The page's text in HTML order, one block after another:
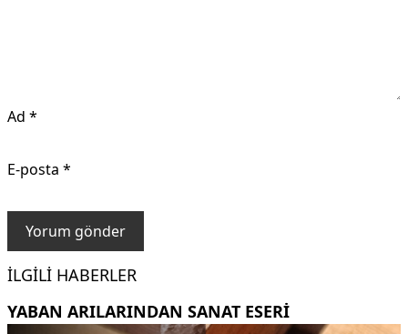
Ad *
E-posta *
İLGILI HABERLER
YABAN ARILARINDAN SANAT ESERI